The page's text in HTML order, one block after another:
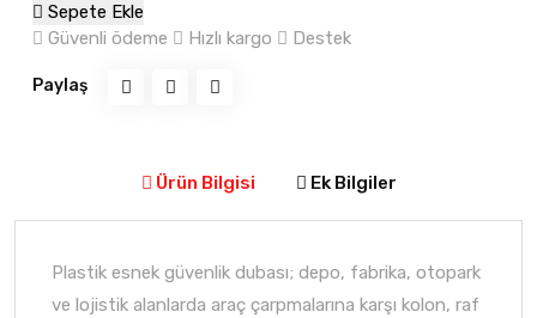
Sepete Ekle
Güvenli ödeme
Hızlı kargo Destek
Paylaş
Ürün Bilgisi Ek Bilgiler
Plastik esnek güvenlik dubası; depo, fabrika, otopark
ve lojistik alanlarda araç çarpmalarına karşı kolon, raf